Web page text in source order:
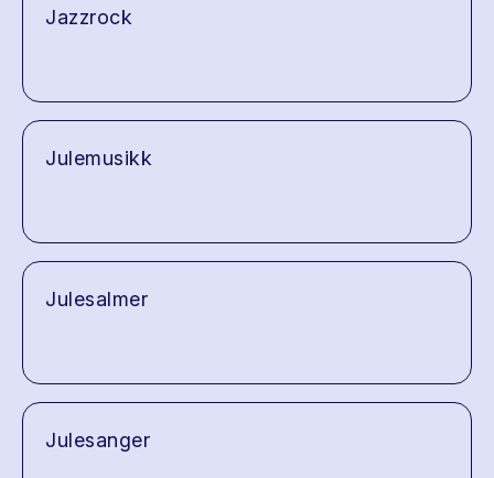
Jazzrock
Julemusikk
Julesalmer
Julesanger